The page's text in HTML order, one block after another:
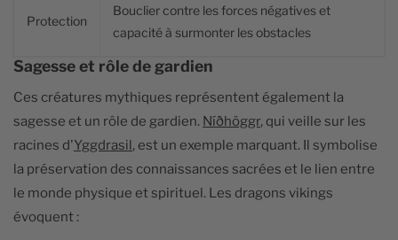
Protection
Bouclier contre les forces négatives et
capacité à surmonter les obstacles
Sagesse et rôle de gardien
Ces créatures mythiques représentent également la
sagesse et un rôle de gardien. Níðhöggr, qui veille sur les
racines d'Yggdrasil, est un exemple marquant. Il symbolise
la préservation des connaissances sacrées et le lien entre
le monde physique et spirituel. Les dragons vikings
évoquent :